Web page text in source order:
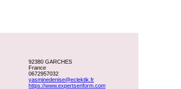
92380 GARCHES
France
0672957032
yasminedenise@eclektik.fr
https://www.expertsenform.com